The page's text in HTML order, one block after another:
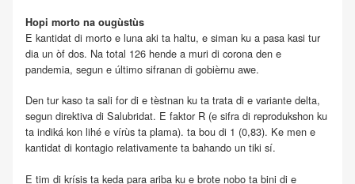
Hopi morto na ougùstùs
E kantidat di morto e luna aki ta haltu, e siman ku a pasa kasi tur
dia un òf dos. Na total 126 hende a muri di corona den e
pandemia, segun e último sifranan di gobièrnu awe.
Den tur kaso ta sali for di e tèstnan ku ta trata di e variante delta,
segun direktiva di Salubridat. E faktor R (e sifra di reprodukshon ku
ta indiká kon lihé e vírùs ta plama). ta bou di 1 (0,83). Ke men e
kantidat di kontagio relativamente ta bahando un tiki sí.
E tim di krísis ta keda para ariba ku e brote nobo ta bini di e